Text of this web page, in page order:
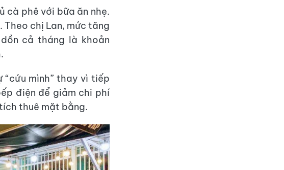
cà phê với bữa ăn nhẹ.
chị Lan, mức tăng
cả tháng là khoản
mình” thay vì tiếp
điện để giảm chi phí
thuê mặt bằng.